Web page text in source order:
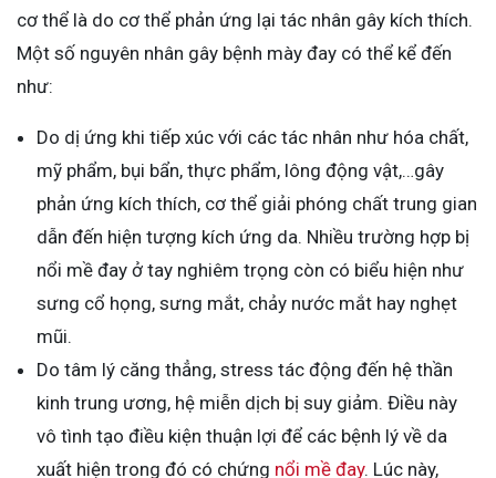
cơ thể là do cơ thể phản ứng lại tác nhân gây kích thích.
Một số nguyên nhân gây bệnh mày đay có thể kể đến
như:
Do dị ứng khi tiếp xúc với các tác nhân như hóa chất,
mỹ phẩm, bụi bẩn, thực phẩm, lông động vật,…gây
phản ứng kích thích, cơ thể giải phóng chất trung gian
dẫn đến hiện tượng kích ứng da. Nhiều trường hợp bị
nổi mề đay ở tay nghiêm trọng còn có biểu hiện như
sưng cổ họng, sưng mắt, chảy nước mắt hay nghẹt
mũi.
Do tâm lý căng thẳng, stress tác động đến hệ thần
kinh trung ương, hệ miễn dịch bị suy giảm. Điều này
vô tình tạo điều kiện thuận lợi để các bệnh lý về da
xuất hiện trong đó có chứng nổi mề đay. Lúc này,